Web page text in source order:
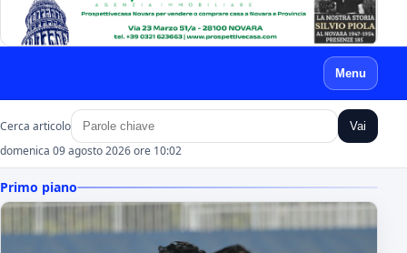
Menu
Cerca articolo Vai
domenica 09 agosto 2026 ore 10:03
Primo piano